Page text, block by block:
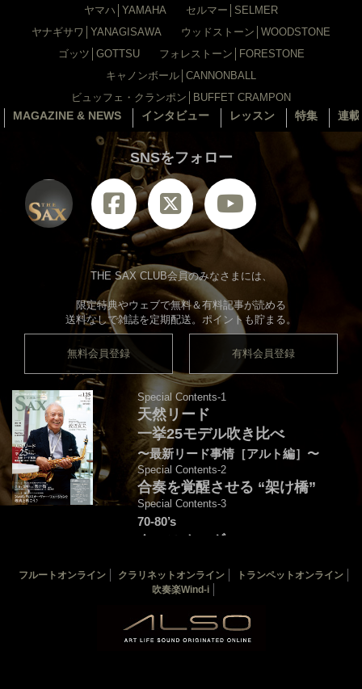
ヤマハ│YAMAHA
セルマー│SELMER
ヤナギサワ│YANAGISAWA
ウッドストーン│WOODSTONE
ゴッツ│GOTTSU
フォレストーン│FORESTONE
キャノンボール│CANNONBALL
ビュッフェ・クランポン│BUFFET CRAMPON
MAGAZINE & NEWS インタビュー レッスン 特集 連
SNSをフォロー
THE SAX CLUB会員のみなさまには、
限定特典やウェブで無料＆有料記事が読める
送料なしで雑誌を定期配送。ポイントも貯まる。
無料会員登録 有料会員登録
Special Contents-1
天然リード
一挙25モデル吹き比べ
〜最新リード事情［アルト編］〜
Special Contents-2
合奏を覚醒させる “架け橋”
Special Contents-3
70-80’s
クロスオーヴァー・
音源連動：演奏＆解説by後藤天太
カバー：渡辺貞夫
THE SAX バックナンバー
フルートオンライン クラリネットオンライン
トランペットオンライン
吹奏楽Wind-i